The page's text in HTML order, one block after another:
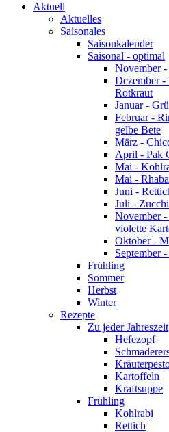
Aktuell
Aktuelles
Saisonales
Saisonkalender
Saisonal - optimal
November
Dezember -
Rotkraut
Januar -
Februar -
gelbe Bete
März -
April - Pak
Mai -
Mai -
Juni -
Juli -
November -
violette
Oktober -
September
Frühling
Sommer
Herbst
Winter
Rezepte
Zu jeder Jahreszeit
Hefezopf
Kartoffeln
Kraftsuppe
Frühling
Kohlrabi
Rettich